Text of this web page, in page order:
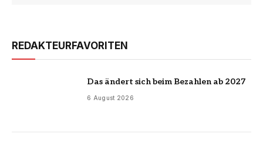
REDAKTEURFAVORITEN
Das ändert sich beim Bezahlen ab 2027
6 August 2026